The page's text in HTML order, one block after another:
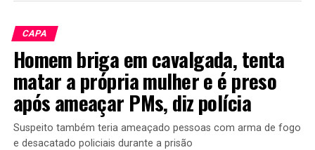
CAPA
Homem briga em cavalgada, tenta
matar a própria mulher e é preso
após ameaçar PMs, diz polícia
Suspeito também teria ameaçado pessoas com arma de fogo
e desacatado policiais durante a prisão